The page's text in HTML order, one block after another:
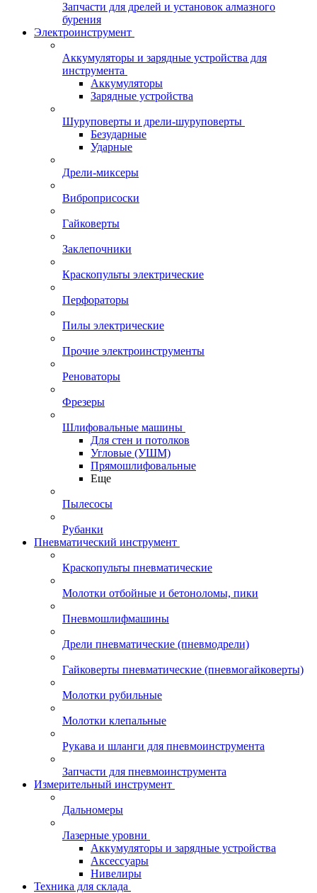
Запчасти для дрелей и установок алмазного
бурения
Электроинструмент
Аккумуляторы и зарядные устройства для
инструмента
Аккумуляторы
Зарядные устройства
Шуруповерты и дрели-шуруповерты
Безударные
Ударные
Дрели-миксеры
Виброприсоски
Гайковерты
Заклепочники
Краскопульты электрические
Перфораторы
Пилы электрические
Прочие электроинструменты
Реноваторы
Фрезеры
Шлифовальные машины
Для стен и потолков
Угловые (УШМ)
Прямошлифовальные
Еще
Пылесосы
Рубанки
Пневматический инструмент
Краскопульты пневматические
Молотки отбойные и бетоноломы, пики
Пневмошлифмашины
Дрели пневматические (пневмодрели)
Гайковерты пневматические (пневмогайковерты)
Молотки рубильные
Молотки клепальные
Рукава и шланги для пневмоинструмента
Запчасти для пневмоинструмента
Измерительный инструмент
Дальномеры
Лазерные уровни
Аккумуляторы и зарядные устройства
Аксессуары
Нивелиры
Техника для склада